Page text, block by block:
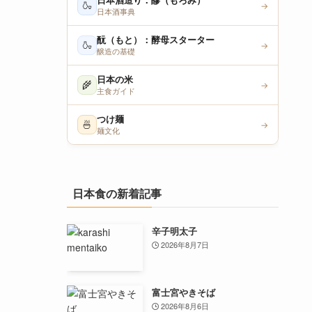
🍶
日本酒事典
→
🍶 酛（もと）：酵母スターター
醸造の基礎
→
🌾 日本の米
主食ガイド
→
🍜 つけ麺
麺文化
→
日本食の新着記事
辛子明太子
2026年8月7日
富士宮やきそば
2026年8月6日